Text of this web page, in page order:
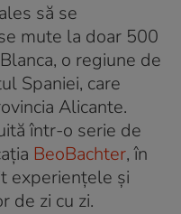
să se
mute la doar 500
o regiune de
Spaniei, care
Alicante.
într-o serie de
BeoBachter, în
experiențele și
de zi cu zi.